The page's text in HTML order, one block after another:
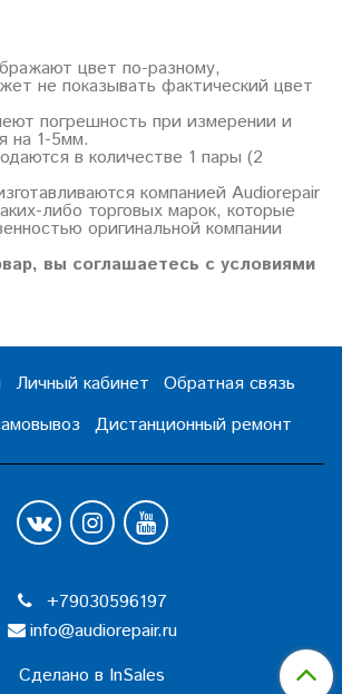
цвет по-разному,
не показывать фактический цвет
погрешность при измерении и
на 1-5мм.
в количестве 1 пары (2
компанией Audiorepair
либо торговых марок, которые
оригинальной компании
вы соглашаетесь с условиями
Личный кабинет
Обратная связь
Дистанционный ремонт
+79030596197
info@audiorepair.ru
Сделано в InSales